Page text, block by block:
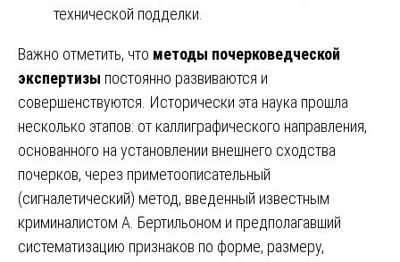
технической подделки.
Важно отметить, что методы почерковедческой
экспертизы постоянно развиваются и
совершенствуются. Исторически эта наука прошла
несколько этапов: от каллиграфического направления,
основанного на установлении внешнего сходства
почерков, через приметоописательный
(сигналетический) метод, введенный известным
криминалистом А. Бертильоном и предполагавший
систематизацию признаков по форме, размеру,